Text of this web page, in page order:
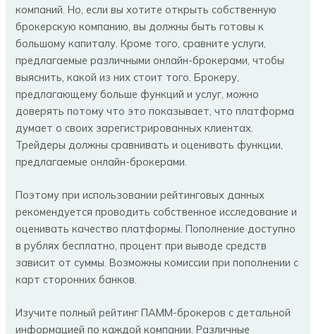
компаний. Но, если вы хотите открыть собственную
брокерскую компанию, вы должны быть готовы к
большому капиталу. Кроме того, сравните услуги,
предлагаемые различными онлайн-брокерами, чтобы
выяснить, какой из них стоит того. Брокеру,
предлагающему больше функций и услуг, можно
доверять потому что это показывает, что платформа
думает о своих зарегистрированных клиентах.
Трейдеры должны сравнивать и оценивать функции,
предлагаемые онлайн-брокерами.
Поэтому при использовании рейтинговых данных
рекомендуется проводить собственное исследование и
оценивать качество платформы. Пополнение доступно
в рублях бесплатно, процент при выводе средств
зависит от суммы. Возможны комиссии при пополнении с
карт сторонних банков.
Изучите полный рейтинг ПАММ-брокеров с детальной
информацией по каждой компании. Различные